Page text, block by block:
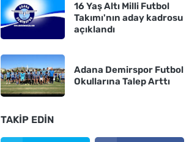
16 Yaş Altı Milli Futbol
Takımı'nın aday kadrosu
açıklandı
Adana Demirspor Futbol
Okullarına Talep Arttı
TAKIP EDIN